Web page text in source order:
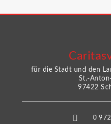
für die Stadt und den
St.-
97422
0